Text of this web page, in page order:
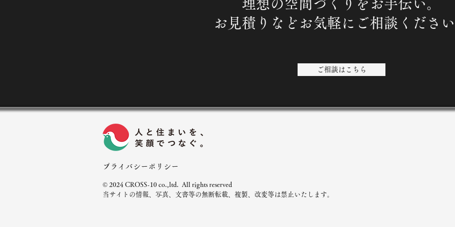
理想の空間づくりをお手伝い。
お見積りなどお気軽にご相談くださ
ご相談はこちら
プライバシーポリシー
© 2024 CROSS-10 co.,ltd. All rights reserved
当サイトの情報、写真、文書等の無断転載、複製、改変等は禁止いたします。